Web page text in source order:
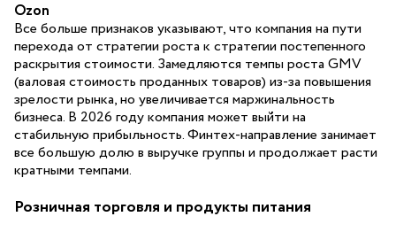
Ozon
Все больше признаков указывают, что компания на пути
перехода от стратегии роста к стратегии постепенного
раскрытия стоимости. Замедляются темпы роста GMV
(валовая стоимость проданных товаров) из-за повышения
зрелости рынка, но увеличивается маржинальность
бизнеса. В 2026 году компания может выйти на
стабильную прибыльность. Финтех-направление занимает
все большую долю в выручке группы и продолжает расти
кратными темпами.
Розничная торговля и продукты питания